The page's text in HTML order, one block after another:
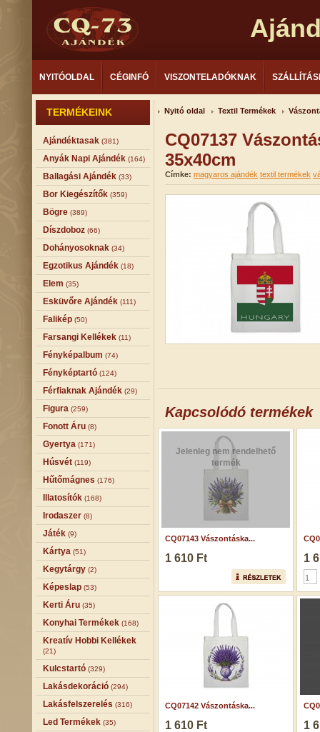
NYITÓOLDAL CÉGINFÓ VISZONTELADÓKNAK
TERMÉKEINK
Ajándéktasak (381)
Anyák Napi Ajándék (164)
Ballagási Ajándék (33)
Bor Kiegészítők (359)
Bögre (389)
Díszdoboz (66)
Dohányosoknak (34)
Egzotikus Ajándék (18)
Elem (35)
Esküvőre Ajándék (111)
Falikép (50)
Farsangi Kellékek (11)
Fényképalbum (74)
Fényképtartó (124)
Férfiaknak Ajándék (29)
Figura (259)
Fonott Áru (8)
Gyertya (171)
Húsvét (119)
Hűtőmágnes (176)
Illatosítók (168)
Irodaszer (8)
Játék (9)
Kártya (51)
Kegytárgy (2)
Képeslap (53)
Kerti Áru (35)
Konyhai Termékek (168)
Kreatív Hobbi Kellékek
(21)
Kulcstartó (329)
Lakásdekoráció (294)
Lakásfelszerelés (316)
Led Termékek (35)
Nyitó oldal Textil Termékek
CQ07137
35x40cm
Címke: magyaros ajándék textil termékek
Kapcsolódó termékek
Jelenleg nem rendelhető
termék
CQ07143 Vászontáska...
1 610 Ft 1
CQ07142 Vászontáska...
1 610 Ft 1